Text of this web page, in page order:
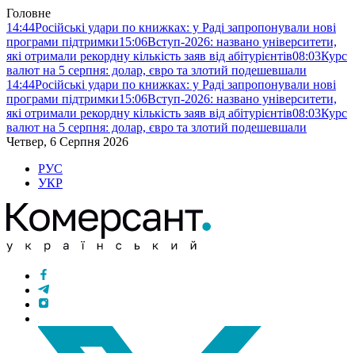
Головне
14:44Російські удари по книжках: у Раді запропонували нові
програми підтримки15:06Вступ-2026: названо університети,
які отримали рекордну кількість заяв від абітурієнтів08:03Курс
валют на 5 серпня: долар, євро та злотий подешевшали
14:44Російські удари по книжках: у Раді запропонували нові
програми підтримки15:06Вступ-2026: названо університети,
які отримали рекордну кількість заяв від абітурієнтів08:03Курс
валют на 5 серпня: долар, євро та злотий подешевшали
Четвер, 6 Серпня 2026
РУС
УКР